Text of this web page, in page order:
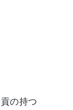
の持つ